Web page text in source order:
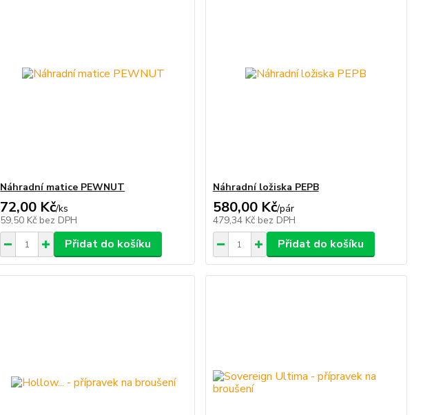
Náhradní matice PEWNUT
72,00 Kč/ks
59,50 Kč bez DPH
Přidat do košíku
Náhradní ložiska PEPB
580,00 Kč/pár
479,34 Kč bez DPH
Přidat do košíku